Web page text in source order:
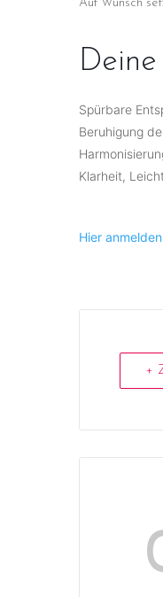
Auf Wunsch
Spürbare
Beruhigung
Klarheit,
Hier
+